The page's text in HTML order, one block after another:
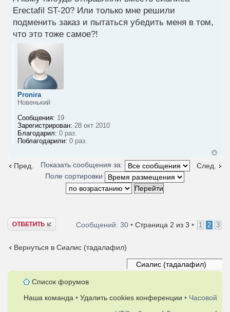
Erectafil ST-20? Или только мне решили
подменить заказ и пытаться убедить меня в том,
что это тоже самое?!
Pronira
Новенький
Сообщения: 19
Зарегистрирован: 28 окт 2010
Благодарил: 0 раз.
Поблагодарили: 0 раз.
Пред. След.
Показать сообщения за:
Поле сортировки
Ответить Сообщений: 30 • Страница 2 из 3 • 1 2 3
Вернуться в Сиалис (тадалафил)
Список форумов
Наша команда • Удалить cookies конференции • Часовой